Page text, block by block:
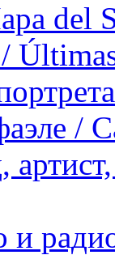
del
/
и